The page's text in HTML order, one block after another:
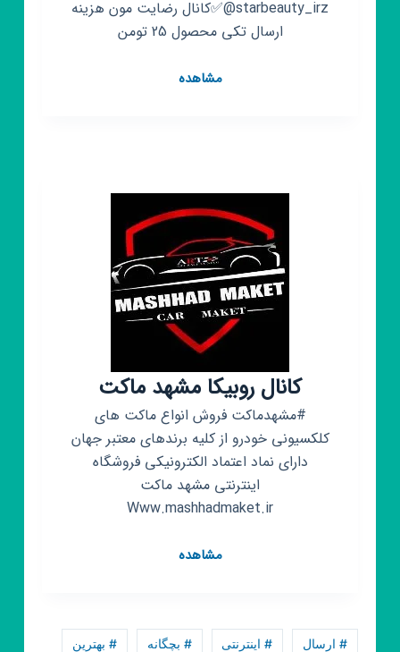
✅@starbeauty_irzکانال رضایت مون هزینه
ارسال تکی محصول 25 تومن
مشاهدهکانال
کمتر
قیمت
کانال روبیکا مشهد ماکت
#مشهدماکت فروش انواع ماکت های
کلکسیونی خودرو از کلیه برندهای معتبر جهان
دارای نماد اعتماد الکترونیکی فروشگاه
اینترنتی مشهد ماکت
Www.mashhadmaket.ir
مشاهدهکانال
# ارسال # اینترنتی # بچگانه # بهترین